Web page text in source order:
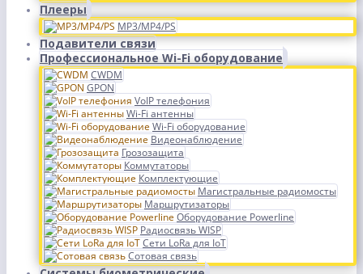
Плееры
MP3/MP4/PS
Подавители связи
Профессиональное Wi-Fi оборудование
CWDM
GPON
VoIP телефония
Wi-Fi антенны
Wi-Fi оборудование
Видеонаблюдение
Грозозащита
Коммутаторы
Комплектующие
Магистральные радиомосты
Маршрутизаторы
Оборудование Powerline
Радиосвязь WISP
Сети LoRa для IoT
Сотовая связь